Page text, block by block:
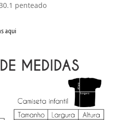
penteado
aqui